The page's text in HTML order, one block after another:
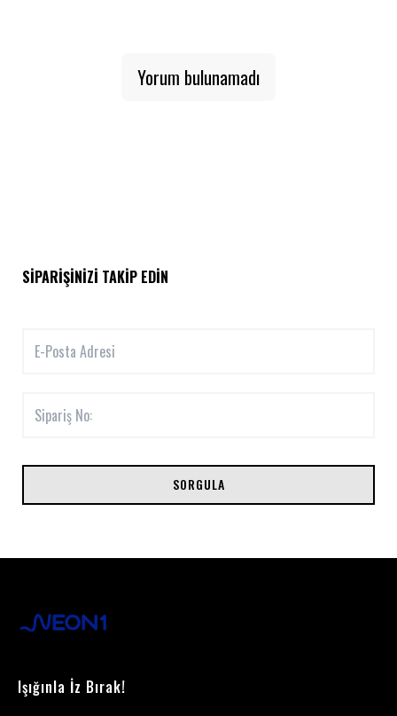
Yorum bulunamadı
SIPARIŞINIZI TAKIP EDIN
SORGULA
Işığınla İz Bırak!